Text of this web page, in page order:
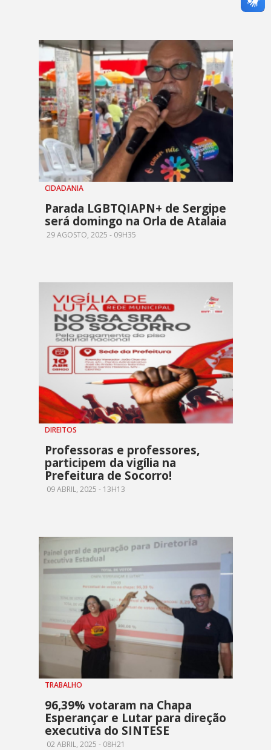
CIDADANIA
Parada LGBTQIAPN+ de Sergipe
será domingo na Orla de Atalaia
29 AGOSTO, 2025 - 09H35
DIREITOS
Professoras e professores,
participem da vigília na
Prefeitura de Socorro!
09 ABRIL, 2025 - 13H13
TRABALHO
96,39% votaram na Chapa
Esperançar e Lutar para direção
executiva do SINTESE
02 ABRIL, 2025 - 08H21